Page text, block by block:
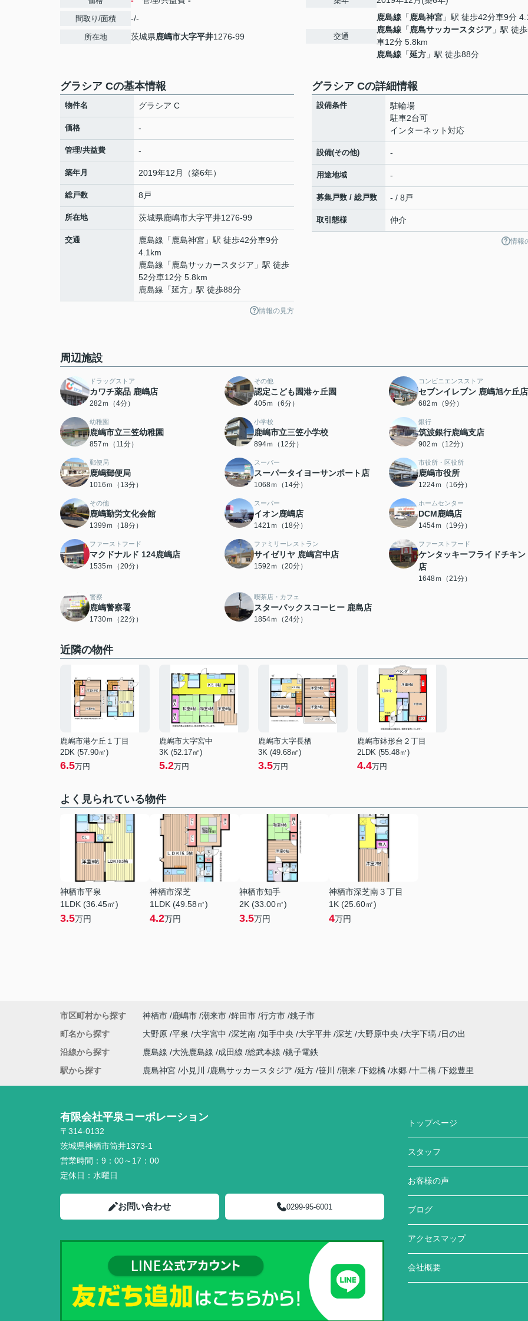
間取り/面積 -/-
所在地 茨城県鹿嶋市大字平井1276-99 交通
鹿島線 「 鹿島神宮 」駅 徒歩42分車9分
鹿島線 「 鹿島サッカースタジア 」駅 徒
車12分 5.8km
鹿島線 「延方 」駅 徒歩88分
グラシア Cの基本情報
物件名 グラシア C
価格 -
管理/共益費 -
築年月 2019年12月（築6年）
総戸数 8戸
所在地 茨城県鹿嶋市大字平井1276-99
交通 鹿島線 「 鹿島神宮 」駅 徒歩42分車9分
4.1km
鹿島線 「 鹿島サッカースタジア 」駅 徒歩
52分車12分 5.8km
鹿島線 「延方 」駅 徒歩88分
情報の見方
グラシア Cの詳細情報
設備条件
駐輪場
駐車2台可
インターネット対応
設備(その他) -
用途地域 -
募集戸数 / 総戸数 - / 8戸
取引態様 仲介
情報
周辺施設
ドラッグストア
カワチ薬品 鹿嶋店
282ｍ（4分）
その他
認定こども園港ヶ丘園
405ｍ（6分）
コンビニエンスストア
セブンイレブン 鹿嶋旭ケ丘店
682ｍ（9分）
幼稚園
鹿嶋市立三笠幼稚園
857ｍ（11分）
小学校
鹿嶋市立三笠小学校
894ｍ（12分）
銀行
筑波銀行鹿嶋支店
902ｍ（12分）
郵便局
鹿嶋郵便局
1016ｍ（13分）
スーパー
スーパータイヨーサンポート店
1068ｍ（14分）
市役所・区役所
鹿嶋市役所
1224ｍ（16分）
その他
鹿嶋勤労文化会館
1399ｍ（18分）
スーパー
イオン鹿嶋店
1421ｍ（18分）
ホームセンター
DCM鹿嶋店
1454ｍ（19分）
ファーストフード
マクドナルド 124鹿嶋店
1535ｍ（20分）
ファミリーレストラン
サイゼリヤ 鹿嶋宮中店
1592ｍ（20分）
ファーストフード
ケンタッキーフライドチキン
店
1648ｍ（21分）
警察
鹿嶋警察署
1730ｍ（22分）
喫茶店・カフェ
スターバックスコーヒー 鹿島店
1854ｍ（24分）
近隣の物件
鹿嶋市港ケ丘１丁目
2DK (57.90㎡)
6.5万円
鹿嶋市大字宮中
3K (52.17㎡)
5.2万円
鹿嶋市大字長栖
3K (49.68㎡)
3.5万円
鹿嶋市鉢形台２丁目
2LDK (55.48㎡)
4.4万円
よく見られている物件
神栖市平泉
1LDK (36.45㎡)
3.5万円
神栖市深芝
1LDK (49.58㎡)
4.2万円
神栖市知手
2K (33.00㎡)
3.5万円
神栖市深芝南３丁目
1K (25.60㎡)
4万円
市区町村から探す 神栖市 鹿嶋市 潮来市 鉾田市 行方市 銚子市
町名から探す
大野原 平泉 大字宮中 深芝南 知手中央 大字平井 深芝 大野原中央 大字下塙
日の出
沿線から探す
鹿島線 大洗鹿島線 成田線 総武本線 銚子電鉄
駅から探す
鹿島神宮 小見川 鹿島サッカースタジア 延方 笹川 潮来 下総橘 水郷 十二橋 下総豊里
有限会社平泉コーポレーション
〒314-0132
茨城県神栖市筒井1373-1
営業時間： 9：00～17：00
定休日： 水曜日
お問い合わせ 0299-95-6001
トップページ
スタッフ
お客様の声
ブログ
アクセスマップ
会社概要